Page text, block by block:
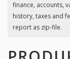
finance, accounts,
history, taxes and
report as zip-file.